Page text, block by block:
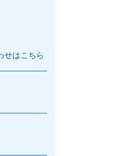
せはこちら